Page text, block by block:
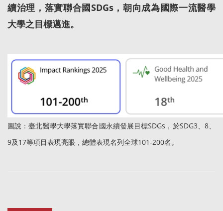
續治理，落實聯合國SDGs，朝向成為國際一流醫學
大學之目標邁進。
圖說：臺北醫學大學落實聯合國永續發展目標SDGs，於SDG3、8、
9及17等項目表現亮眼，總體表現名列全球101-200名。